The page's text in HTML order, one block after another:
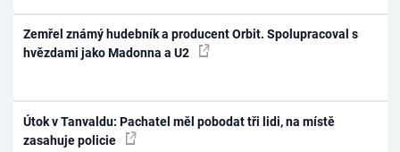
Zemřel známý hudebník a producent Orbit. Spolupracoval s
hvězdami jako Madonna a U2
Útok v Tanvaldu: Pachatel měl pobodat tři lidi, na místě
zasahuje policie